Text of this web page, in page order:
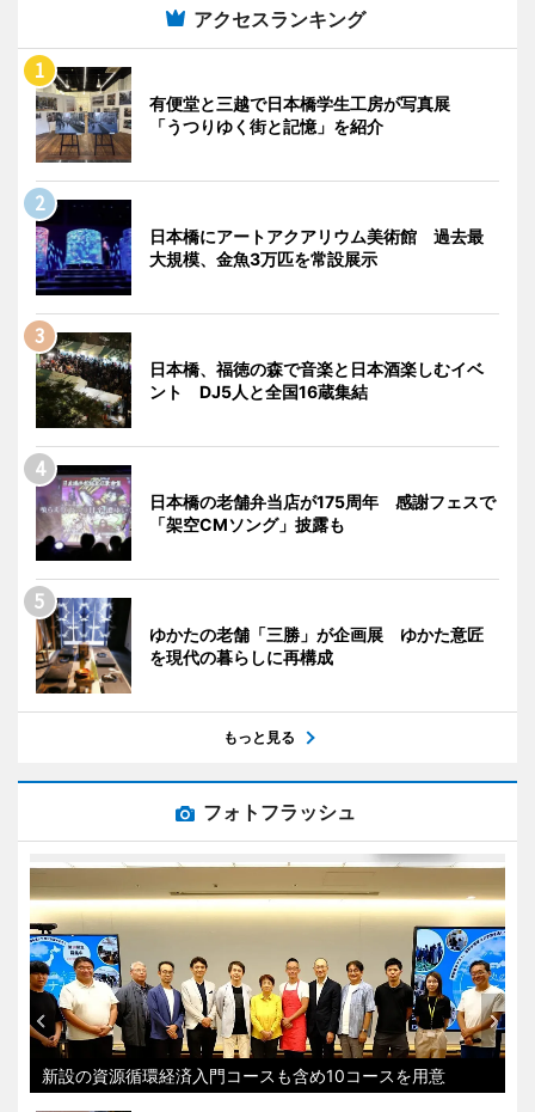
アクセスランキング
有便堂と三越で日本橋学生工房が写真展
「うつりゆく街と記憶」を紹介
日本橋にアートアクアリウム美術館 過去最
大規模、金魚3万匹を常設展示
日本橋、福徳の森で音楽と日本酒楽しむイベ
ント DJ5人と全国16蔵集結
日本橋の老舗弁当店が175周年 感謝フェスで
「架空CMソング」披露も
ゆかたの老舗「三勝」が企画展 ゆかた意匠
を現代の暮らしに再構成
もっと見る
フォトフラッシュ
新設の資源循環経済入門コースも含め10コースを用意